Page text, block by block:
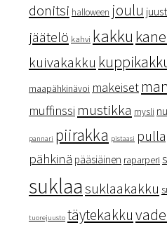
donitsi halloween joulu
jäätelö kahvi kakku
kuivakakku
maapähkinävoi makeiset
muffinssi mustikka mysli
pannari piirakka pistaasi pulla
pähkinä pääsiäinen raparperi
suklaasuklaakakku
tuorejuusto täytekakku